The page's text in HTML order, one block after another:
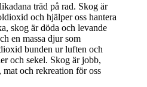
träd på rad. Skog är
och hjälper oss hantera
skog är döda och levande
en massa djur som
bunden ur luften och
och sekel. Skog är jobb,
och rekreation för oss